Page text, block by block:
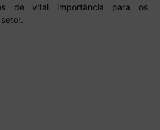
de vital importância para os